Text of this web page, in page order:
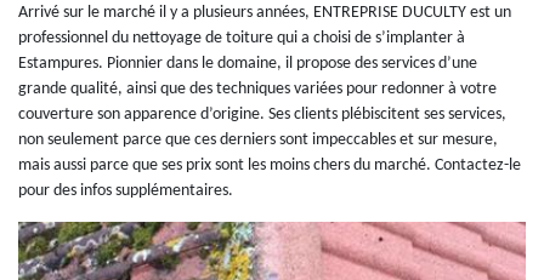
Arrivé sur le marché il y a plusieurs années, ENTREPRISE DUCULTY est un
professionnel du nettoyage de toiture qui a choisi de s’implanter à
Estampures. Pionnier dans le domaine, il propose des services d’une
grande qualité, ainsi que des techniques variées pour redonner à votre
couverture son apparence d’origine. Ses clients plébiscitent ses services,
non seulement parce que ces derniers sont impeccables et sur mesure,
mais aussi parce que ses prix sont les moins chers du marché. Contactez-le
pour des infos supplémentaires.